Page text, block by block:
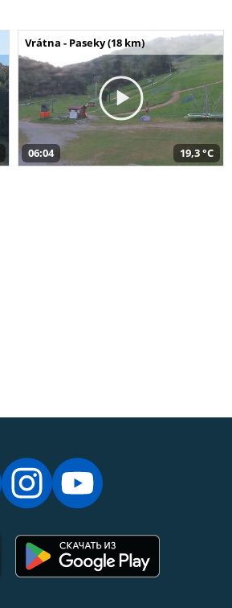
Vrátna - Paseky (18 km)
06:04 19,3 °C